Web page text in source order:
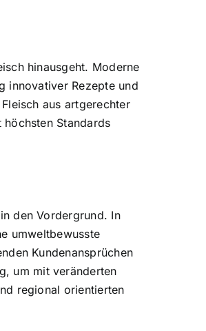
hinausgeht. Moderne
innovativer Rezepte und
aus artgerechter
Standards
den Vordergrund. In
umweltbewusste
Kundenansprüchen
um mit veränderten
regional orientierten